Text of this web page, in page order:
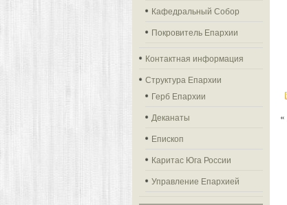
Кафедральный Собор
Покровитель Епархии
Контактная информация
Структура Епархии
Герб Епархии
Деканаты
Епископ
Каритас Юга России
Управление Епархией
«